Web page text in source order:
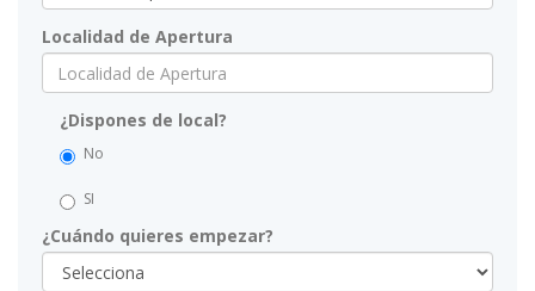
Localidad de Apertura
¿Dispones de local?
No
SI
¿Cuándo quieres empezar?